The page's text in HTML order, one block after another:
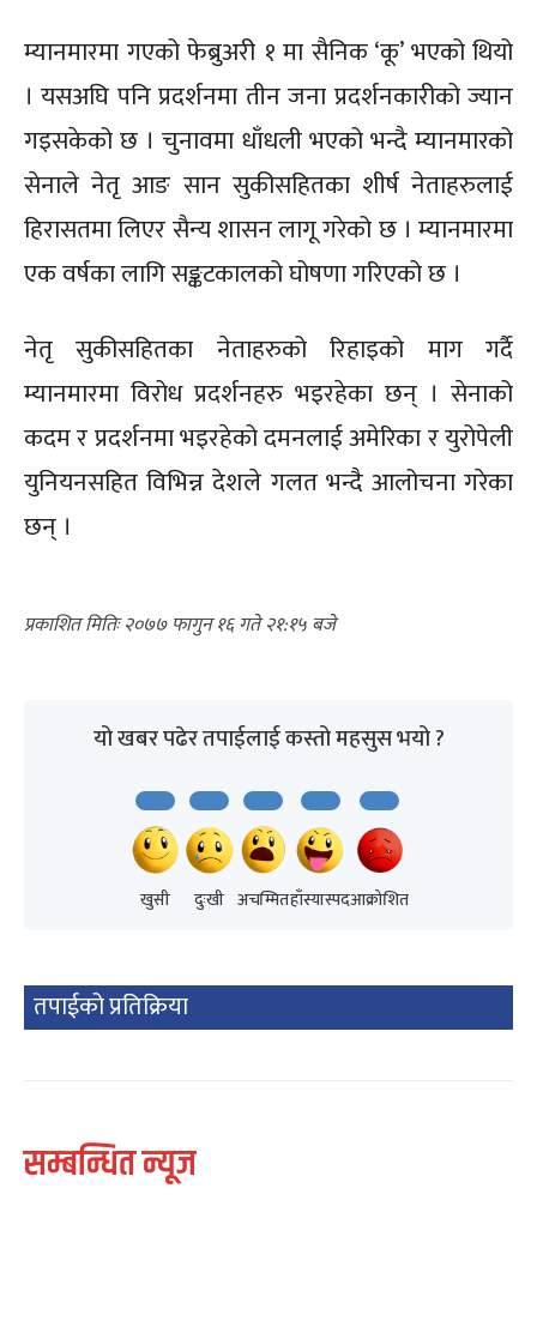
म्यानमारमा गएको फेब्रुअरी १ मा सैनिक ‘कू’ भएको थियो
। यसअघि पनि प्रदर्शनमा तीन जना प्रदर्शनकारीको ज्यान
गइसकेको छ । चुनावमा धाँधली भएको भन्दै म्यानमारको
सेनाले नेतृ आङ सान सुकीसहितका शीर्ष नेताहरुलाई
हिरासतमा लिएर सैन्य शासन लागू गरेको छ । म्यानमारमा
एक वर्षका लागि सङ्कटकालको घोषणा गरिएको छ ।
नेतृ सुकीसहितका नेताहरुको रिहाइको माग गर्दै
म्यानमारमा विरोध प्रदर्शनहरु भइरहेका छन् । सेनाको
कदम र प्रदर्शनमा भइरहेको दमनलाई अमेरिका र युरोपेली
युनियनसहित विभिन्न देशले गलत भन्दै आलोचना गरेका
छन् ।
२०७७ फागुन १६ गते २१:१५
यो खबर पढेर तपाईलाई कस्तो महसुस भयो ?
खुसी दुःखी अचम्मितहाँस्यास्पदआक्रोशित
तपाईको प्रतिक्रिया
सम्बन्धित न्यूज